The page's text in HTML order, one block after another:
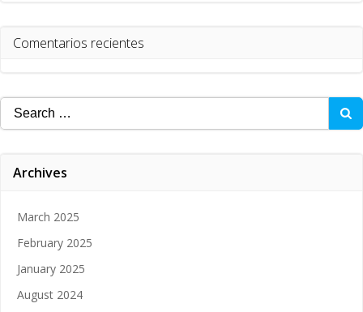
Comentarios recientes
Search
for:
Archives
March 2025
February 2025
January 2025
August 2024